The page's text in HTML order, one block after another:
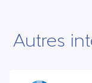
Autres